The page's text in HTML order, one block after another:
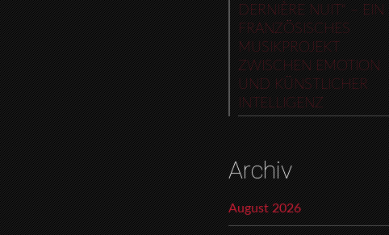
DERNIÈRE NUIT“ – EIN
FRANZÖSISCHES
MUSIKPROJEKT
ZWISCHEN EMOTION
UND KÜNSTLICHER
INTELLIGENZ
Archiv
August 2026